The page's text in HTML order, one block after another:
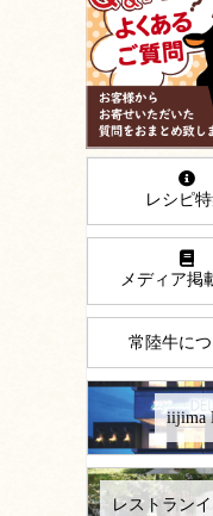
レシピ
メディア掲
常陸牛に
iijima
レストラン